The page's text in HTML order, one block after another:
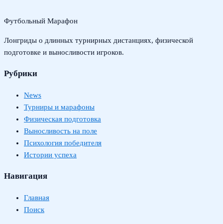
Футбольный Марафон
Лонгриды о длинных турнирных дистанциях, физической
подготовке и выносливости игроков.
Рубрики
News
Турниры и марафоны
Физическая подготовка
Выносливость на поле
Психология победителя
Истории успеха
Навигация
Главная
Поиск